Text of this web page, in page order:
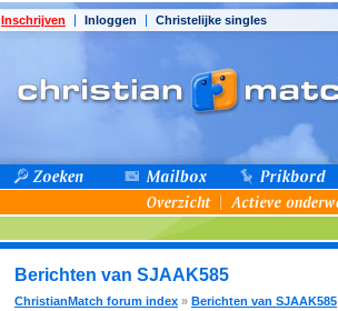
Inschrijven Inloggen Christelijke singles
Berichten van SJAAK585
ChristianMatch forum index » Berichten van SJAAK585